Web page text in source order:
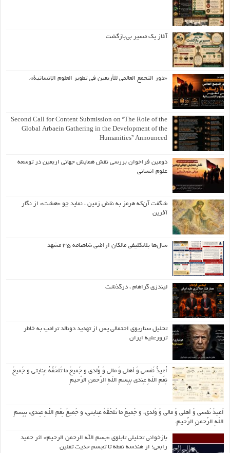
آغاز یک مسیر بی‌بازگشت
«دور التجمع العالمي للأربعين في تطوير العلوم الإنسانية».
Second Call for Content Submission on “The Role of the
Global Arbaein Gathering in the Development of the
Humanities” Announced
دومین فراخوان بررسی نقش همایش جهانی اربعین در توسعه
علوم انسانی
شگفت آن‌که هرمز به نقش زمین ، نماید چو «هشت» از نگار
آفرین
سال‌ها بلاتکلیفی مالکان اراضی شاهنامه ۳۵ مشهد
لیندزی گراهام ، درگذشت
تحلیل سناریوی احتمالی پس از تهدید دونالد ترامپ به خاطر
ترورعلیه ایران
اُعیذُ نَفسی وَ أهلی وَ مالی وَ وُلدی و جَمیعَ ما تَلحَقُهُ عِنایتی و جَمیعَ
نِعَمِ اللّهِ عِندی بِبِسمِ اللّهِ الرَّحمنِ الرَّحیمِ
اُعیذُ نَفسی وَ أهلی وَ مالی وَ وُلدی، و جَمیعَ ما تَلحَقُهُ عِنایتی، و جَمیعَ نِعَمِ اللّهِ عِندی، بِبِسمِ
اللّهِ الرَّحمنِ الرَّحیمِ.
بازخوانی تحلیلی تابلوی «بسم الله الرحمن الرحیم» اثر حمید
رابعی؛ از هندسه نقطه تا تجسم حدیث ثقلین